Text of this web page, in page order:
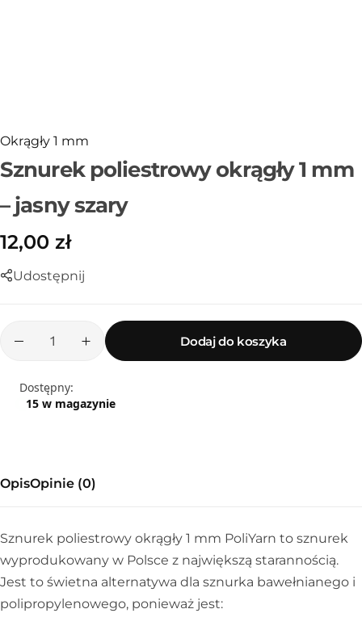
Okrągły 1 mm
Sznurek poliestrowy okrągły 1 mm
– jasny szary
12,00 zł
Udostępnij
Dodaj do koszyka
Dostępny:
15 w magazynie
OpisOpinie (0)
Sznurek poliestrowy okrągły 1 mm PoliYarn to sznurek
wyprodukowany w Polsce z największą starannością.
Jest to świetna alternatywa dla sznurka bawełnianego i
polipropylenowego, ponieważ jest: